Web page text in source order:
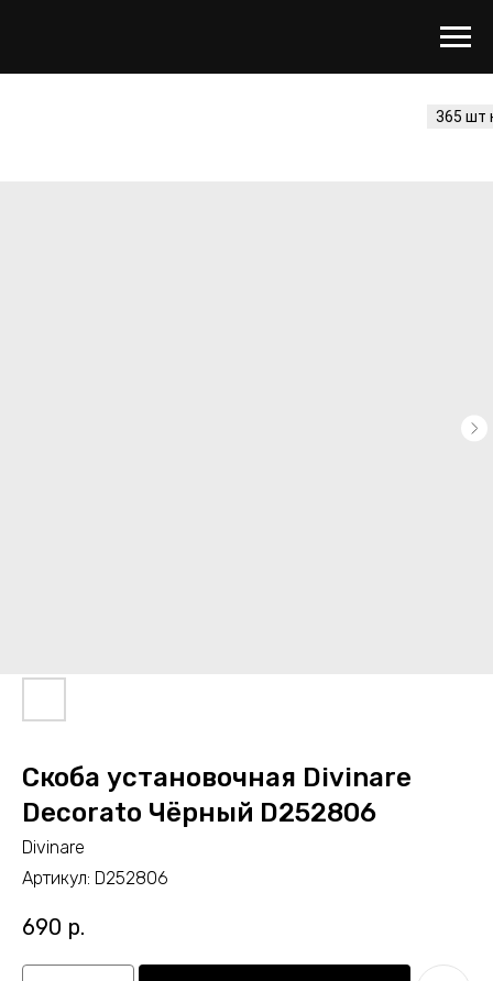
Скоба установочная Divinare
Decorato Чёрный D252806
Divinare
Артикул: D252806
690 р.